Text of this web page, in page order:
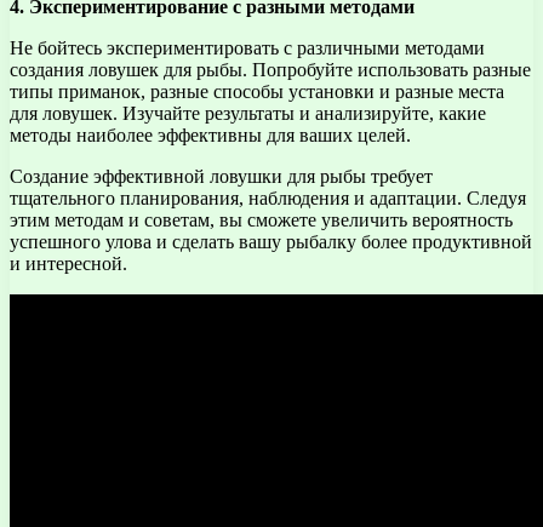
4. Экспериментирование с разными методами
Не бойтесь экспериментировать с различными методами
создания ловушек для рыбы. Попробуйте использовать разные
типы приманок, разные способы установки и разные места
для ловушек. Изучайте результаты и анализируйте, какие
методы наиболее эффективны для ваших целей.
Создание эффективной ловушки для рыбы требует
тщательного планирования, наблюдения и адаптации. Следуя
этим методам и советам, вы сможете увеличить вероятность
успешного улова и сделать вашу рыбалку более продуктивной
и интересной.